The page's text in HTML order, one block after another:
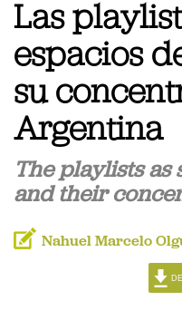
Las
espacios
su
Argentina
The playlists as
and their
Nahuel Marcelo